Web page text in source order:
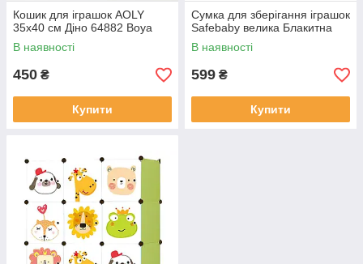
Кошик для іграшок AOLY
35x40 см Діно 64882 Boya
В наявності
450 ₴
Купити
Сумка для зберігання іграшок
Safebaby велика Блакитна
В наявності
599 ₴
Купити